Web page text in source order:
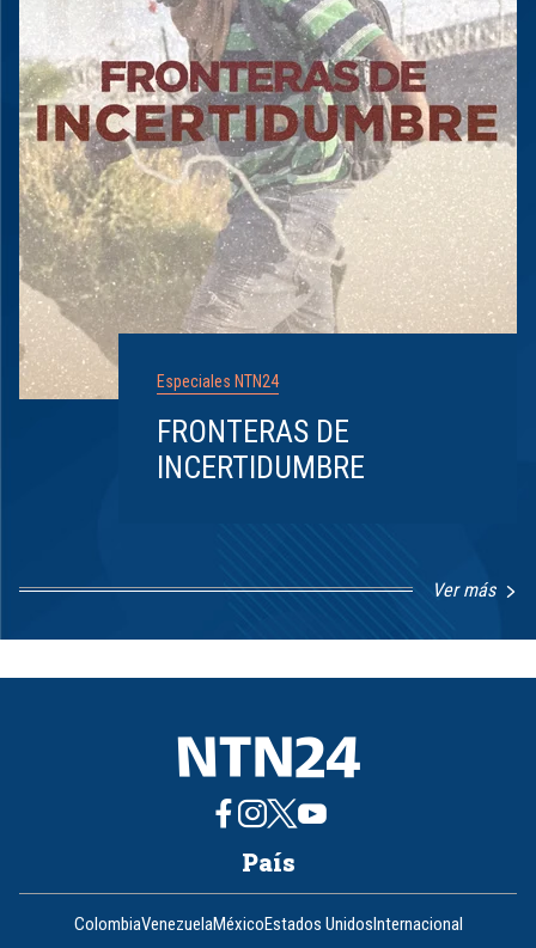
Especiales NTN24
FRONTERAS DE
INCERTIDUMBRE
Ver más
8
País
ColombiaVenezuelaMéxicoEstados UnidosInternacional